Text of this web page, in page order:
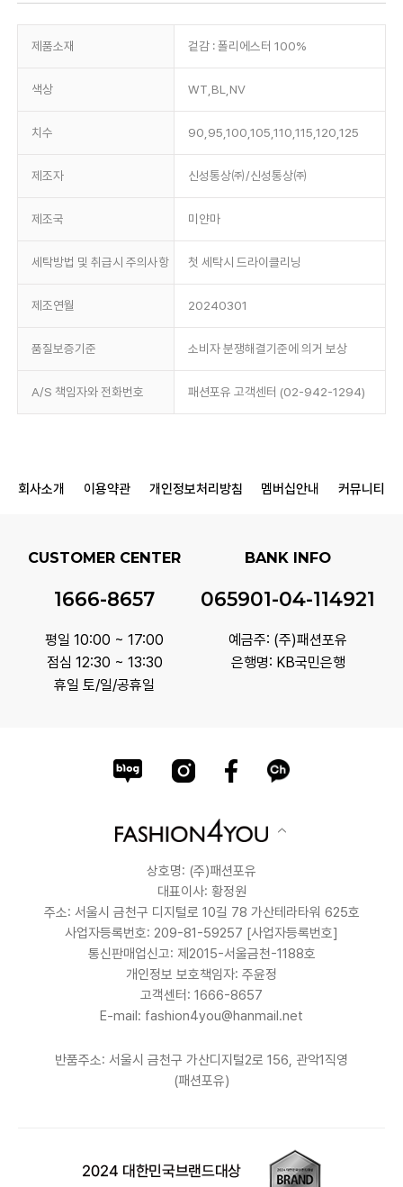
제품소재 겉감 : 폴리에스터 100%
색상 WT,BL,NV
치수 90,95,100,105,110,115,120,125
제조자 신성통상㈜/신성통상㈜
제조국 미얀마
세탁방법 및 취급시 주의사항 첫 세탁시 드라이클리닝
제조연월 20240301
품질보증기준 소비자 분쟁해결기준에 의거 보상
A/S 책임자와 전화번호 패션포유 고객센터 (02-942-1294)
회사소개 이용약관 개인정보처리방침 멤버십안내 커뮤니티
CUSTOMER CENTER
1666-8657
평일 10:00 ~ 17:00
점심 12:30 ~ 13:30
휴일 토/일/공휴일
BANK INFO
065901-04-114921
예금주: (주)패션포유
은행명: KB국민은행
상호명: (주)패션포유
대표이사: 황정원
주소: 서울시 금천구 디지털로 10길 78 가산테라타워 625호
사업자등록번호: 209-81-59257 [사업자등록번호]
통신판매업신고: 제2015-서울금천-1188호
개인정보 보호책임자: 주윤정
고객센터: 1666-8657
E-mail: fashion4you@hanmail.net
반품주소: 서울시 금천구 가산디지털2로 156, 관악1직영
(패션포유)